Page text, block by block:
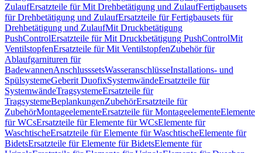
ZulaufErsatzteile für Mit Drehbetätigung und ZulaufFertigbausets
für Drehbetätigung und ZulaufErsatzteile für Fertigbausets für
Drehbetätigung und ZulaufMit Druckbetätigung
PushControlErsatzteile für Mit Druckbetätigung PushControlMit
VentilstopfenErsatzteile für Mit VentilstopfenZubehör für
Ablaufgarnituren für
BadewannenAnschlusssetsWasseranschlüsseInstallations- und
SpülsystemeGeberit DuofixSystemwändeErsatzteile für
SystemwändeTragsystemeErsatzteile für
TragsystemeBeplankungenZubehörErsatzteile für
ZubehörMontageelementeErsatzteile für MontageelementeElemente
für WCsErsatzteile für Elemente für WCsElemente für
WaschtischeErsatzteile für Elemente für WaschtischeElemente für
BidetsErsatzteile für Elemente für BidetsElemente für